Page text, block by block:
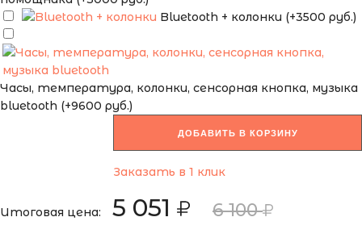
Bluetooth + колонки (+3500 руб.)
Часы, температура, колонки, сенсорная кнопка, музыка
bluetooth (+9600 руб.)
ДОБАВИТЬ В КОРЗИНУ
Заказать в 1 клик
Итоговая цена: 5 051 6 100